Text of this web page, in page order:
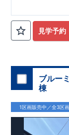
相模線
・相模原
ー相
模原
・やま
ります。
・設
ンを提供いたし
コストダウンに
の建物は、国が
られた、｢数百
い。｣という基
す。
【住宅性能
・東栄住宅では
間の品質保証を
え、アフターサ
ープ「東栄ホー
たします。
見学予約
ブルー
棟
1区画販売中／全3区画